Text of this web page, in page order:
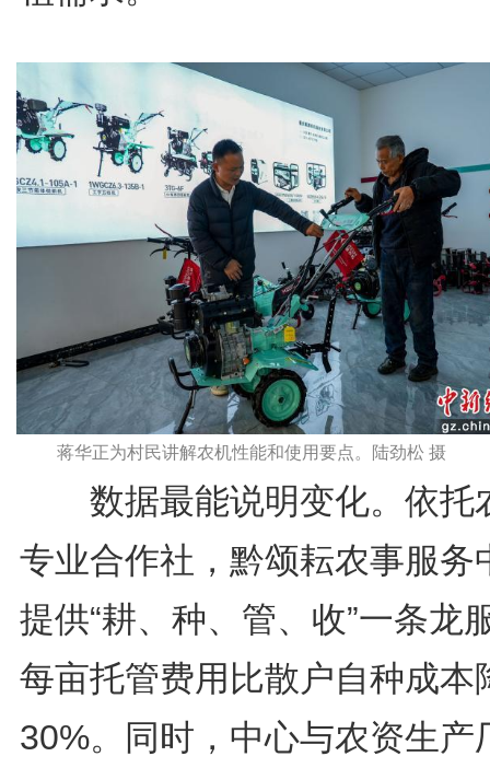
蒋华正为村民讲解农机性能和使用要点。陆劲松 摄
数据最能说明变化。依托
专业合作社，黔颂耘农事服务
提供“耕、种、管、收”一条龙
每亩托管费用比散户自种成本
30%。同时，中心与农资生产